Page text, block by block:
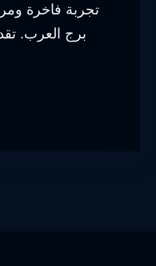
تجربة فاخرة
برج العرب.